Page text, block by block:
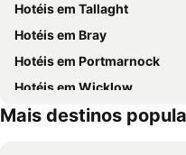
Ranelagh
Phibsborough
St Peter's Roman Catholic Church
Funtasia Waterpark
Monasterboice
Hotéis em Tallaght
Hotéis em Bray
Hotéis em Portmarnock
Hotéis em Wicklow
Mais destinos